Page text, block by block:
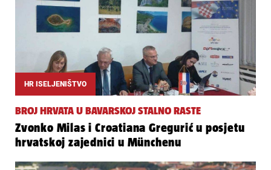
HR ISELJENIŠTVO
BROJ HRVATA U BAVARSKOJ STALNO RASTE
Zvonko Milas i Croatiana Gregurić u posjetu
hrvatskoj zajednici u Münchenu